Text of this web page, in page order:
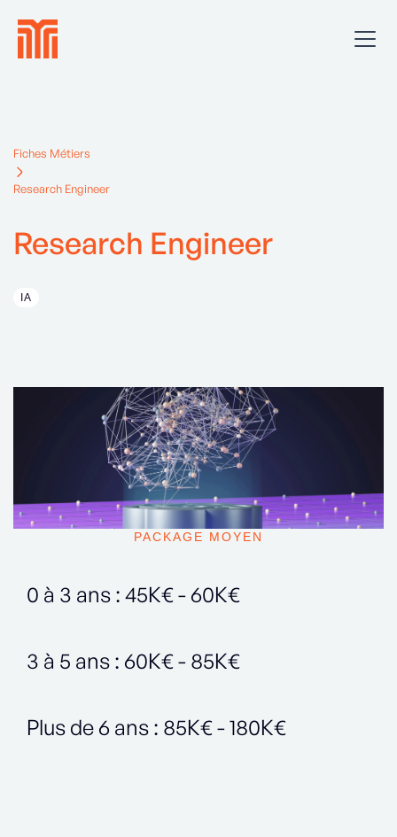
Fiches Métiers
Research Engineer
Research Engineer
IA
PACKAGE MOYEN
0 à 3 ans : 45K€ - 60K€
3 à 5 ans : 60K€ - 85K€
Plus de 6 ans : 85K€ - 180K€